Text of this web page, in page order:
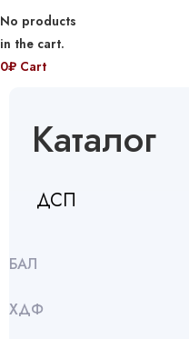
No products
in the cart.
0₽ Cart
Каталог
ДСП
БАЛ
ХДФ